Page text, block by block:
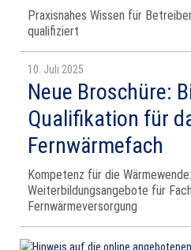
Praxisnahes Wissen für
qualifiziert
10. Juli 2025
Neue Broschüre:
Qualifikation für
Fernwärmefach
Kompetenz für die
Weiterbildungsangebote für
Fernwärmeversorgung